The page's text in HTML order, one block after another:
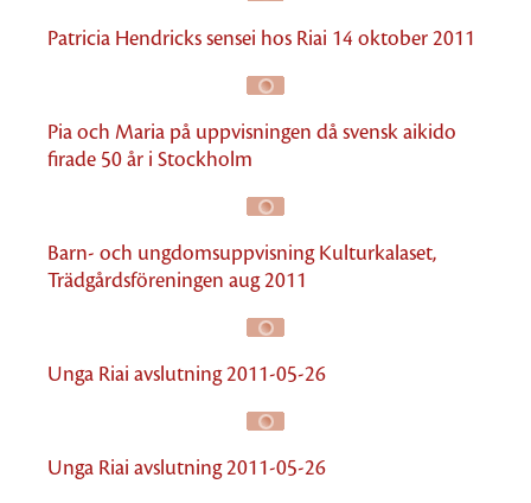
Patricia Hendricks sensei hos Riai 14 oktober 2011
Pia och Maria på uppvisningen då svensk aikido
firade 50 år i Stockholm
Barn- och ungdomsuppvisning Kulturkalaset,
Trädgårdsföreningen aug 2011
Unga Riai avslutning 2011-05-26
Unga Riai avslutning 2011-05-26